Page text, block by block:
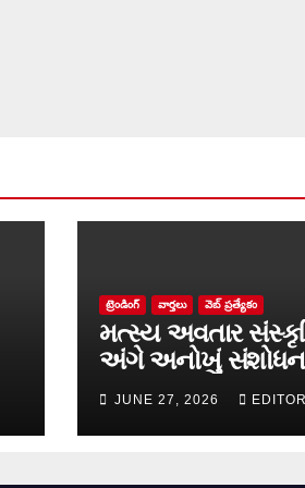
ట్రెండింగ్ వార్త‌లు వెబ్ ప్రత్యేకం
મત્સ્ય અવતાર
અંગે અનોખું સંશોધન
માળખું રજૂ
JUNE 27, 2026 EDITOR